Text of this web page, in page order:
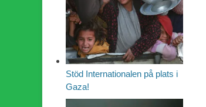
Stöd Internationalen på plats i
Gaza!